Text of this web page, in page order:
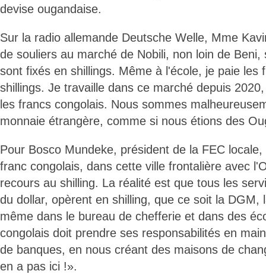
devise ougandaise.
Sur la radio allemande Deutsche Welle, Mme
de souliers au marché de Nobili, non loin de
sont fixés en shillings. Même à l'école, je paie les
shillings. Je travaille dans ce marché depuis
les francs congolais. Nous sommes
monnaie étrangère, comme si nous étions des
Pour Bosco Mundeke, président de la FEC
franc congolais, dans cette ville frontalière avec
recours au shilling. La réalité est que tous les
du dollar, opèrent en shilling, que ce soit la DGM,
même dans le bureau de chefferie et dans des
congolais doit prendre ses responsabilités en
de banques, en nous créant des maisons de
en a pas ici !».